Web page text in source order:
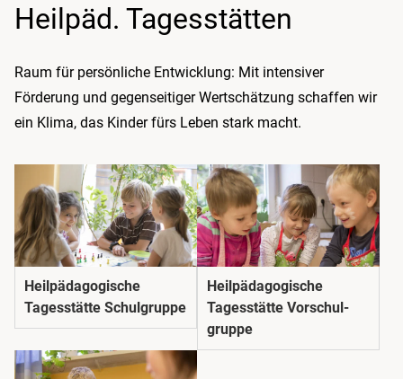
Heilpäd­. Tages­stätten
Raum für persönliche Entwicklung: Mit intensiver
Förderung und gegenseitiger Wertschätzung schaffen wir
ein Klima, das Kinder fürs Leben stark macht.
Heilpädagogische
Tagesstätte Schulgruppe
Heil­päda­gogische
Tages­stätte Vorschul­
gruppe